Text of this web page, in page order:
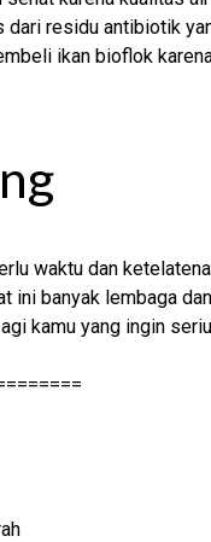
residu antibiotik
ikan bioflok
waktu dan
ini banyak lembaga
kamu yang ingin